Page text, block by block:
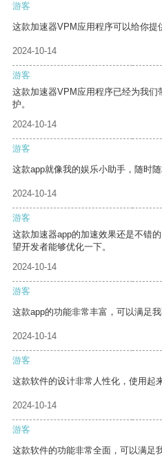
游客
这款加速器VPM应用程序可以给你提
2024-10-14
游客
这款加速器VPM应用程序已经为我
护。
2024-10-14
游客
这款app就像我的娱乐小助手，随时
2024-10-14
游客
这款加速器app的加速效果还是不错
望开发者能够优化一下。
2024-10-14
游客
这款app的功能非常丰富，可以满足我
2024-10-14
游客
这款软件的设计非常人性化，使用起
2024-10-14
游客
这款软件的功能非常全面，可以满足